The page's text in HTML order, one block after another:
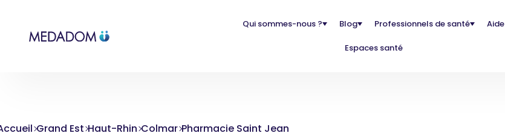
Qui sommes-nous ? Blog Professionnels de santé Aide
Espaces santé
Grand Est Haut-Rhin Colmar Pharmacie Saint Jean